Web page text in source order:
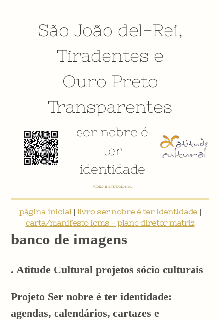
São João del-Rei,
Tiradentes e
Ouro Preto
Transparentes
ser nobre é
ter
identidade
VÍDEO INSTITUCIONAL
página inicial| livro ser nobre é ter identidade|
carta/manifesto icms - plano diretor matriz
banco de imagens
. Atitude Cultural projetos sócio culturais
Projeto Ser nobre é ter identidade:
agendas, calendários, cartazes e